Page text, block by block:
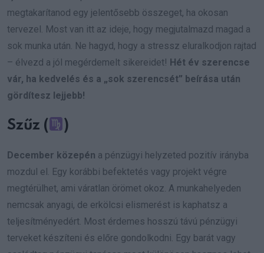
megtakarítanod egy jelentősebb összeget, ha okosan
tervezel. Most van itt az ideje, hogy megjutalmazd magad a
sok munka után. Ne hagyd, hogy a stressz eluralkodjon rajtad
– élvezd a jól megérdemelt sikereidet! Hét év szerencse
vár, ha kedvelés és a „sok szerencsét” beírása után
gördítesz lejjebb!
Szűz ( )
December közepén a pénzügyi helyzeted pozitív irányba
mozdul el. Egy korábbi befektetés vagy projekt végre
megtérülhet, ami váratlan örömet okoz. A munkahelyeden
nemcsak anyagi, de erkölcsi elismerést is kaphatsz a
teljesítményedért. Most érdemes hosszú távú pénzügyi
terveket készíteni és előre gondolkodni. Egy barát vagy